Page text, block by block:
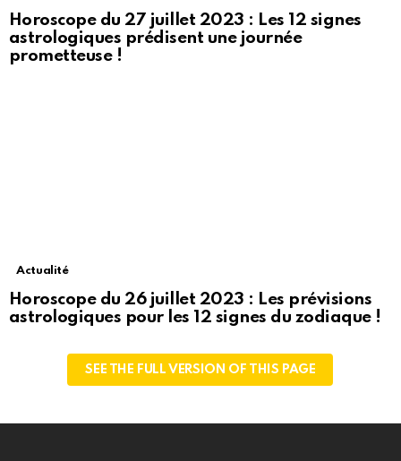
Horoscope du 27 juillet 2023 : Les 12 signes
astrologiques prédisent une journée
prometteuse !
Actualité
Horoscope du 26 juillet 2023 : Les prévisions
astrologiques pour les 12 signes du zodiaque !
SEE THE FULL VERSION OF THIS PAGE